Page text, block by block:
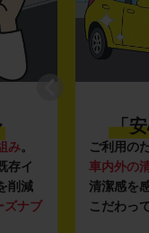
み。
存イ
削減
ズナブ
「
ご利用の
車内外の
清潔感を
こだわっ